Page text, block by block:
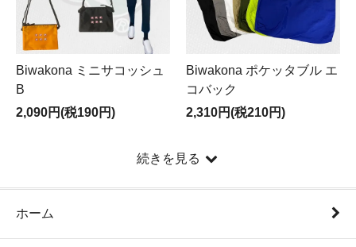
Biwakona ミニサコッシュ
B
2,090円(税190円)
Biwakona ポケッタブル エ
コバック
2,310円(税210円)
続きを見る
ホーム